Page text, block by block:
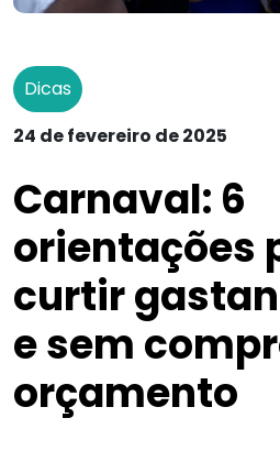
Dicas
24 de fevereiro de 2025
Carnaval: 6
orientações
curtir
e sem
orçamento